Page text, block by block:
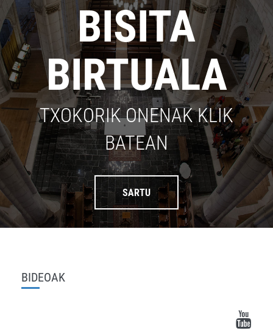
BISITA
BIRTUALA
TXOKORIK ONENAK KLIK
BATEAN
SARTU
BIDEOAK